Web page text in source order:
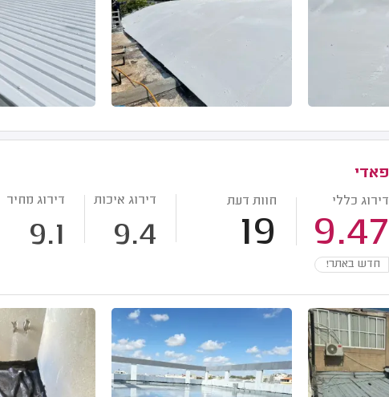
פאדי
דירוג כללי
9.47
חוות דעת
19
דירוג איכות
9.4
דירוג מחיר
9.1
חדש באתר!